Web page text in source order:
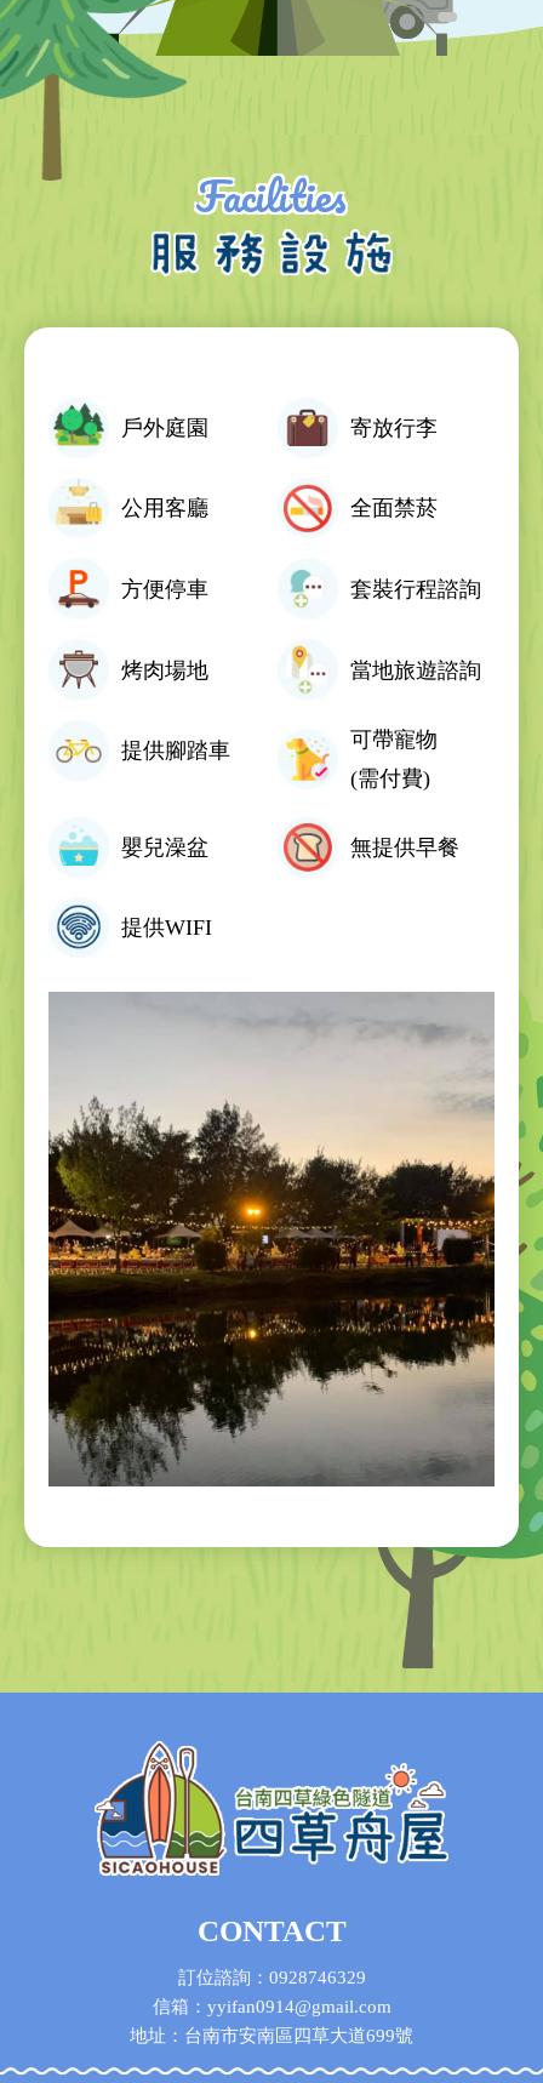
Facilities
戶外庭園 寄放行李
公用客廳 全面禁菸
方便停車 套裝行程諮詢
烤肉場地 當地旅遊諮詢
提供腳踏車
可帶寵物
(需付費)
嬰兒澡盆 無提供早餐
提供WIFI
CONTACT
訂位諮詢：0928746329
信箱：yyifan0914@gmail.com
地址：台南市安南區四草大道699號